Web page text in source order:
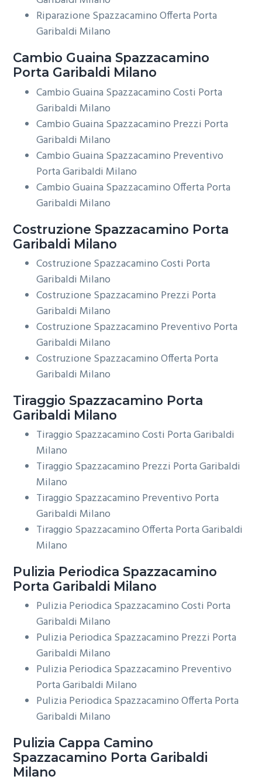
Riparazione Spazzacamino Offerta Porta
Garibaldi Milano
Cambio Guaina Spazzacamino
Porta Garibaldi Milano
Cambio Guaina Spazzacamino Costi Porta
Garibaldi Milano
Cambio Guaina Spazzacamino Prezzi Porta
Garibaldi Milano
Cambio Guaina Spazzacamino Preventivo
Porta Garibaldi Milano
Cambio Guaina Spazzacamino Offerta Porta
Garibaldi Milano
Costruzione Spazzacamino Porta
Garibaldi Milano
Costruzione Spazzacamino Costi Porta
Garibaldi Milano
Costruzione Spazzacamino Prezzi Porta
Garibaldi Milano
Costruzione Spazzacamino Preventivo Porta
Garibaldi Milano
Costruzione Spazzacamino Offerta Porta
Garibaldi Milano
Tiraggio Spazzacamino Porta
Garibaldi Milano
Tiraggio Spazzacamino Costi Porta Garibaldi
Milano
Tiraggio Spazzacamino Prezzi Porta Garibaldi
Milano
Tiraggio Spazzacamino Preventivo Porta
Garibaldi Milano
Tiraggio Spazzacamino Offerta Porta Garibaldi
Milano
Pulizia Periodica Spazzacamino
Porta Garibaldi Milano
Pulizia Periodica Spazzacamino Costi Porta
Garibaldi Milano
Pulizia Periodica Spazzacamino Prezzi Porta
Garibaldi Milano
Pulizia Periodica Spazzacamino Preventivo
Porta Garibaldi Milano
Pulizia Periodica Spazzacamino Offerta Porta
Garibaldi Milano
Pulizia Cappa Camino
Spazzacamino Porta Garibaldi
Milano